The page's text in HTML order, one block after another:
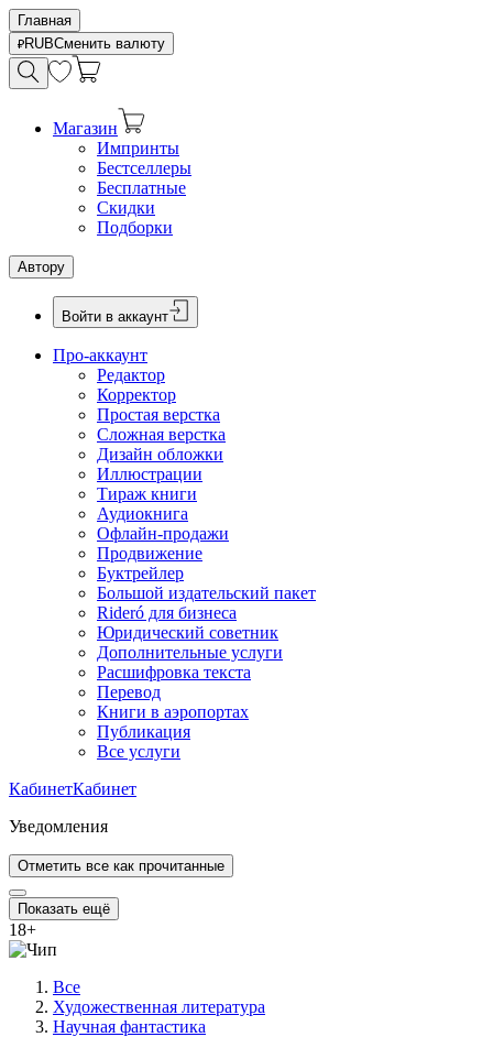
Главная
RUBСменить валюту
Магазин
Импринты
Бестселлеры
Бесплатные
Скидки
Подборки
Автору
Войти в аккаунт
Про-аккаунт
Редактор
Корректор
Простая верстка
Сложная верстка
Дизайн обложки
Иллюстрации
Тираж книги
Аудиокнига
Офлайн-продажи
Продвижение
Буктрейлер
Большой издательский пакет
Rideró для бизнеса
Юридический советник
Дополнительные услуги
Расшифровка текста
Перевод
Книги в аэропортах
Публикация
Все услуги
КабинетКабинет
Уведомления
Отметить все как прочитанные
Показать ещё
18+
Все
Художественная литература
Научная фантастика